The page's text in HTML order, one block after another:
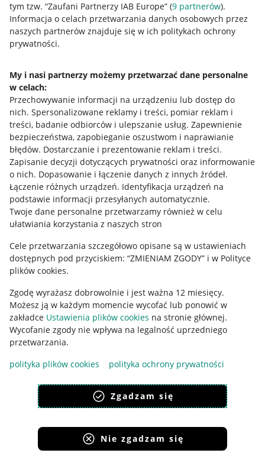
tym tzw. “Zaufani Partnerzy IAB Europe” (9 partnerów).
Informacja o celach przetwarzania danych osobowych przez
naszych partnerów znajduje się w ich politykach ochrony
prywatności.
My i nasi partnerzy możemy przetwarzać dane personalne
w celach:
Przechowywanie informacji na urządzeniu lub dostęp do
nich. Spersonalizowane reklamy i treści, pomiar reklam i
treści, badanie odbiorców i ulepszanie usług. Zapewnienie
bezpieczeństwa, zapobieganie oszustwom i naprawianie
błędów. Dostarczanie i prezentowanie reklam i treści.
Zapisanie decyzji dotyczących prywatności oraz informowanie
o nich. Dopasowanie i łączenie danych z innych źródeł.
Łączenie różnych urządzeń. Identyfikacja urządzeń na
podstawie informacji przesyłanych automatycznie.
Twoje dane personalne przetwarzamy również w celu
ułatwiania korzystania z naszych stron
Cele przetwarzania szczegółowo opisane są w ustawieniach
dostępnych pod przyciskiem: “ZMIENIAM ZGODY” i w Polityce
plików cookies.
Zgodę wyrażasz dobrowolnie i jest ważna 12 miesięcy.
Możesz ją w każdym momencie wycofać lub ponowić w
zakładce Ustawienia plików cookies na stronie głównej.
Wycofanie zgody nie wpływa na legalność uprzedniego
przetwarzania.
polityka plików cookies
polityka ochrony prywatności
Zgadzam się
Nie zgadzam się
Przydatne informacje
Jak to działa
Allegro Gadane dla sprzedających
Allegro Gadane dla kupujących
Mapa miejscowości
Informacje prawne
Regulamin
Polityka plików "cookies"
Ustawienia plików "cookies"
Udostępnianie lokalizacji
Informacje dla Aktu o Usługach Cyfrowych
Pobierz aplikację
Korzystanie z serwisu oznacza akceptacjęregulaminu